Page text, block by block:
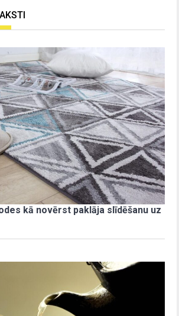
kā novērst paklāja slīdēšanu uz